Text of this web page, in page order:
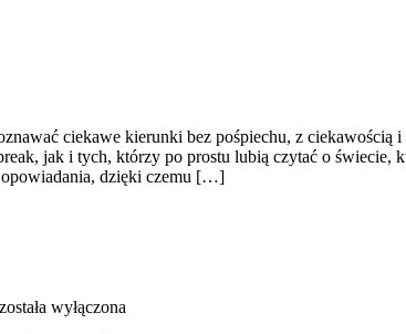
ciekawe kierunki bez pośpiechu, z
jak i tych, którzy po prostu lubią czytać o świecie,
opowiadania, dzięki czemu […]
została wyłączona